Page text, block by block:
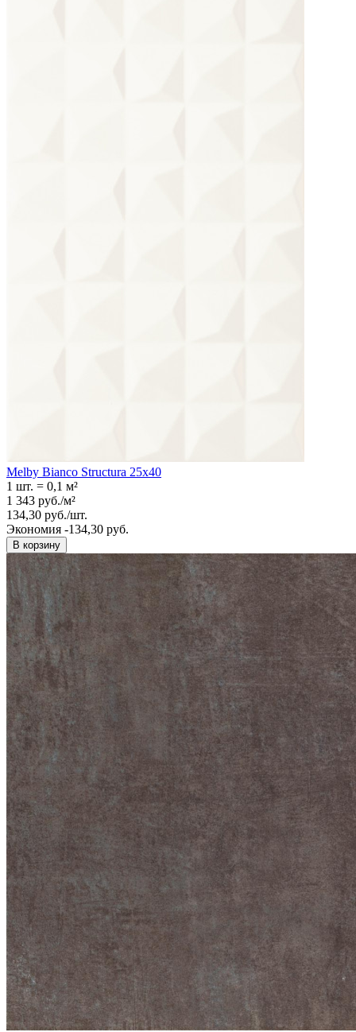
Melby Bianco Structura 25х40
1 шт. = 0,1 м²
1 343 руб./м²
134,30 руб./шт.
Экономия -134,30 руб.
В корзину